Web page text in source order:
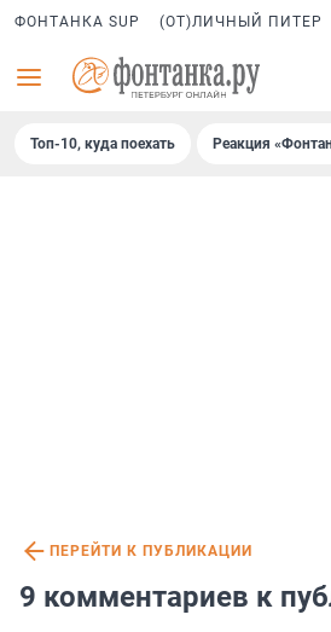
ФОНТАНКА SUP (ОТ)ЛИЧНЫЙ ПИТЕР
Топ-10, куда поехать Реакция
ПЕРЕЙТИ К ПУБЛИКАЦИИ
9 комментариев к